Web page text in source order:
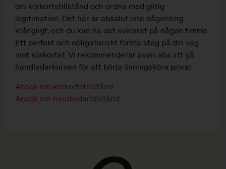
om körkortstillstånd och ordna med giltig
legitimation. Det här är absolut inte någonting
krångligt, och du kan ha det avklarat på någon timme.
Ett perfekt och obligatoriskt första steg på din väg
mot körkortet. Vi rekommenderar även alla att gå
handledarkursen för att börja övningsköra privat.
Ansök om körkortstillstånd
Ansök om handledartillstånd